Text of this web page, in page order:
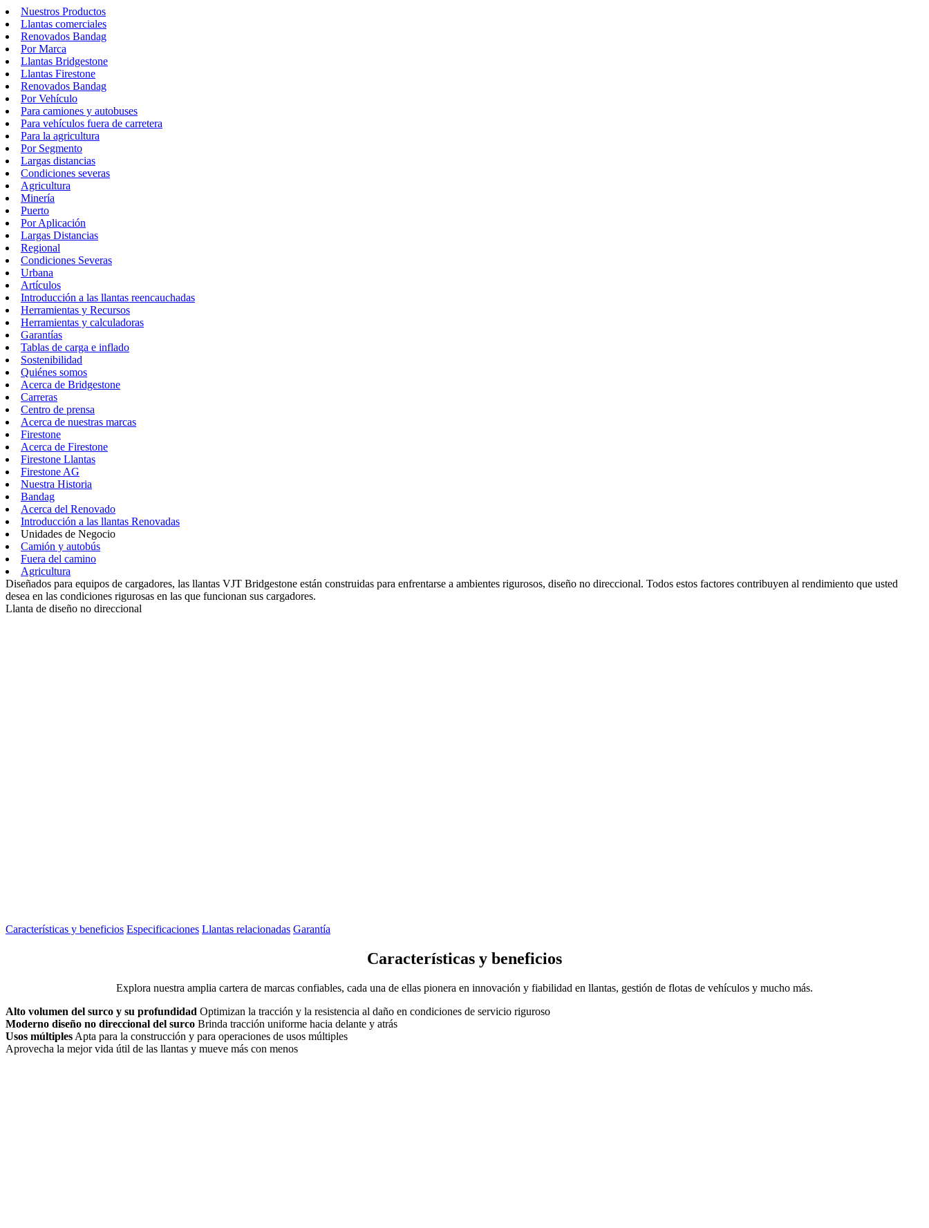
Nuestros Productos
Llantas comerciales
Renovados Bandag
Por Marca
Llantas Bridgestone
Llantas Firestone
Renovados Bandag
Por Vehículo
Para camiones y autobuses
Para vehículos fuera de carretera
Para la agricultura
Por Segmento
Largas distancias
Condiciones severas
Agricultura
Minería
Puerto
Por Aplicación
Largas Distancias
Regional
Condiciones Severas
Urbana
Artículos
Introducción a las llantas reencauchadas
Herramientas y Recursos
Herramientas y calculadoras
Garantías
Tablas de carga e inflado
Sostenibilidad
Quiénes somos
Acerca de Bridgestone
Carreras
Centro de prensa
Acerca de nuestras marcas
Firestone
Acerca de Firestone
Firestone Llantas
Firestone AG
Nuestra Historia
Bandag
Acerca del Renovado
Introducción a las llantas Renovadas
Unidades de Negocio
Camión y autobús
Fuera del camino
Agricultura
Diseñados para equipos de cargadores, las llantas VJT Bridgestone están construidas para enfrentarse a ambientes rigurosos, diseño no direccional. Todos estos factores contribuyen al rendimiento que usted
desea en las condiciones rigurosas en las que funcionan sus cargadores.
Llanta de diseño no direccional
Características y beneficios Especificaciones Llantas relacionadas Garantía
Características y beneficios
Explora nuestra amplia cartera de marcas confiables, cada una de ellas pionera en innovación y fiabilidad en llantas, gestión de flotas de vehículos y mucho más.
Alto volumen del surco y su profundidad Optimizan la tracción y la resistencia al daño en condiciones de servicio riguroso
Moderno diseño no direccional del surco Brinda tracción uniforme hacia delante y atrás
Usos múltiples Apta para la construcción y para operaciones de usos múltiples
Aprovecha la mejor vida útil de las llantas y mueve más con menos